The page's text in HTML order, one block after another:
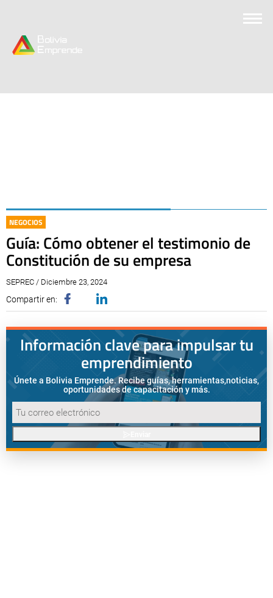
NEGOCIOS
Guía: Cómo obtener el testimonio de
Constitución de su empresa
SEPREC / Diciembre 23, 2024
Compartir en:
Información clave para impulsar tu
emprendimiento
Únete a Bolivia Emprende. Recibe guías, herramientas,noticias,
oportunidades de capacitación y más.